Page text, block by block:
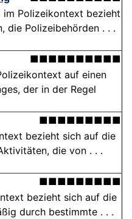
im Polizeikontext bezieht
die Polizeibehörden . . .
■■■■■■■■■■
auf einen
der in der Regel
■■■■■■■■■
bezieht sich auf die
die von . . .
■■■■■■■■■
bezieht sich auf die
durch bestimmte . . .